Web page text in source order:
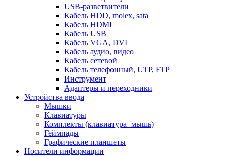
USB-разветвители
Кабель HDD, molex, sata
Кабель HDMI
Кабель USB
Кабель VGA, DVI
Кабель аудио, видео
Кабель сетевой
Кабель телефонный, UTP, FTP
Инструмент
Адаптеры и переходники
Устройства ввода
Мышки
Клавиатуры
Комплекты (клавиатура+мышь)
Геймпады
Графические планшеты
Носители информации